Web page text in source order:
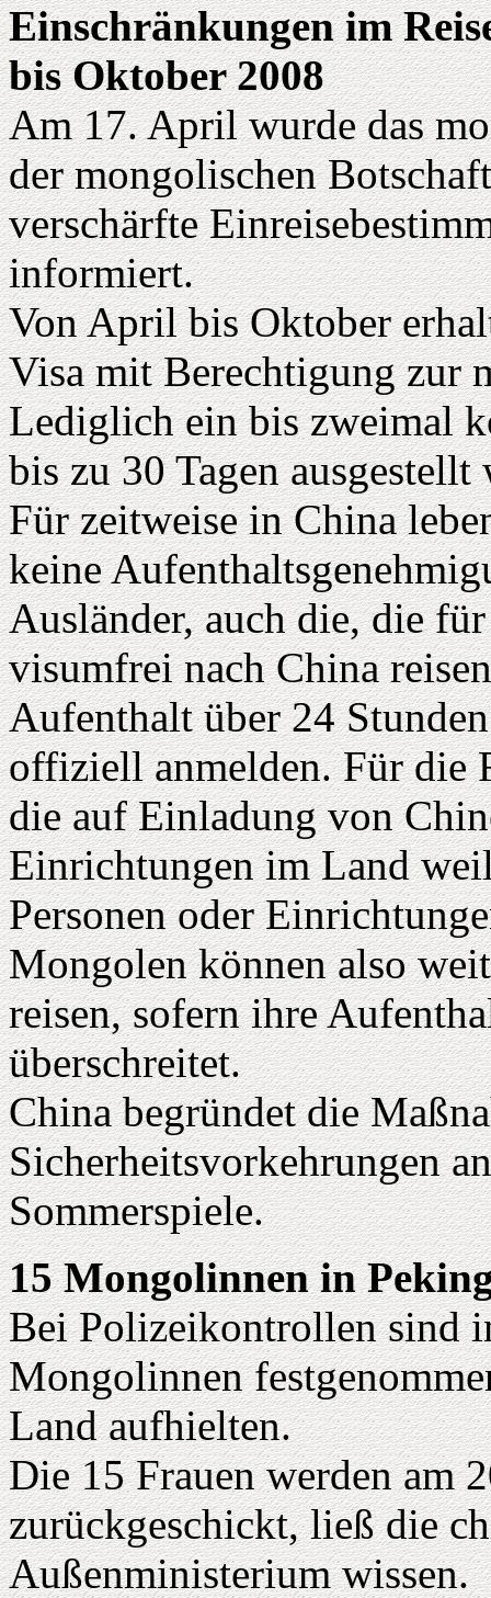
Einschränkungen im
bis Oktober 2008
Am 17. April wurde das
der mongolischen
verschärfte
informiert.
Von April bis Oktober
Visa mit Berechtigung zur
Lediglich ein bis zweimal
bis zu 30 Tagen ausgestellt
Für zeitweise in China
keine
Ausländer, auch die, die
visumfrei nach China
Aufenthalt über 24
offiziell anmelden. Für die
die auf Einladung von
Einrichtungen im Land
Personen oder
Mongolen können also
reisen, sofern ihre
überschreitet.
China begründet die
Sicherheitsvorkehrungen
Sommerspiele.
15 Mongolinnen in
Bei Polizeikontrollen sind
Mongolinnen
Land aufhielten.
Die 15 Frauen werden am
zurückgeschickt, ließ die
Außenministerium wissen.